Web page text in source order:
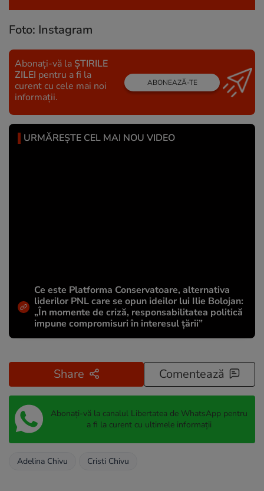
Foto: Instagram
Abonați-vă la ȘTIRILE
ZILEI pentru a fi la
curent cu cele mai noi
informații.
ABONEAZĂ-TE
URMĂREȘTE CEL MAI NOU VIDEO
Ce este Platforma Conservatoare, alternativa
liderilor PNL care se opun ideilor lui Ilie Bolojan:
„În momente de criză, responsabilitatea politică
impune compromisuri în interesul țării”
Share Comentează
Abonați-vă la canalul Libertatea de WhatsApp pentru
a fi la curent cu ultimele informații
Adelina Chivu Cristi Chivu